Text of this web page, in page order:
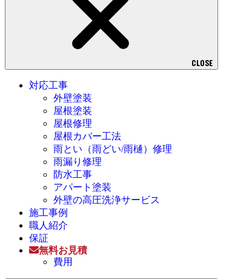
CLOSE
対応工事
外壁塗装
屋根塗装
屋根修理
屋根カバー工法
雨とい（雨どい/雨樋）修理
雨漏り修理
防水工事
アパート塗装
外壁の高圧洗浄サービス
施工事例
職人紹介
保証
無料お見積
費用